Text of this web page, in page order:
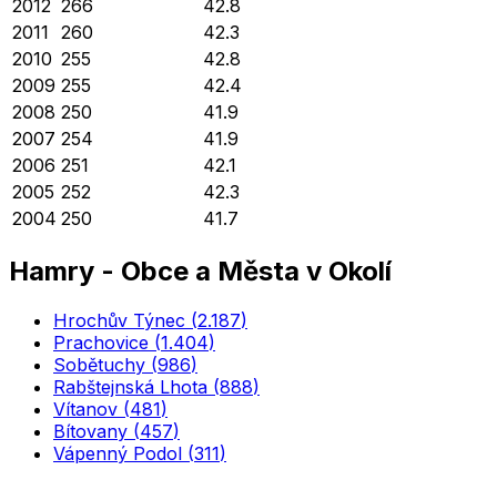
2012 266
42.8
2011 260
42.3
2010 255
42.8
2009 255
42.4
2008 250
41.9
2007 254
41.9
2006 251
42.1
2005 252
42.3
2004 250 41.7
Hamry - Obce a Města v Okolí
Hrochův Týnec (2.187)
Prachovice (1.404)
Sobětuchy (986)
Rabštejnská Lhota (888)
Vítanov (481)
Bítovany (457)
Vápenný Podol (311)